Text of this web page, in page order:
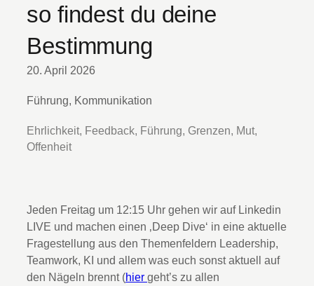
so findest du deine
Bestimmung
20. April 2026
Führung, Kommunikation
Ehrlichkeit, Feedback, Führung, Grenzen, Mut,
Offenheit
Jeden Freitag um 12:15 Uhr gehen wir auf Linkedin
LIVE und machen einen ‚Deep Dive‘ in eine aktuelle
Fragestellung aus den Themenfeldern Leadership,
Teamwork, KI und allem was euch sonst aktuell auf
den Nägeln brennt (hier geht’s zu allen